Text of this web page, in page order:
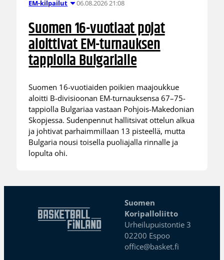
EM-kilpailut 06.08.2026 21:08
Suomen 16-vuotiaat pojat
aloittivat EM-turnauksen
tappiolla Bulgarialle
Suomen 16-vuotiaiden poikien maajoukkue
aloitti B-divisioonan EM-turnauksensa 67–75-
tappiolla Bulgariaa vastaan Pohjois-Makedonian
Skopjessa. Sudenpennut hallitsivat ottelun alkua
ja johtivat parhaimmillaan 13 pisteellä, mutta
Bulgaria nousi toisella puoliajalla rinnalle ja
lopulta ohi.
Suomen
Koripalloliitto
Urheilupuistontie 3
02200 Espoo
office@basket.fi